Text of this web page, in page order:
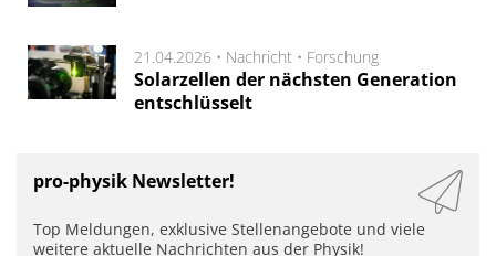
21.04.2026 • Nachricht • Forschung
Solarzellen der nächsten Generation
entschlüsselt
pro-physik Newsletter!
Top Meldungen, exklusive Stellenangebote und viele
weitere aktuelle Nachrichten aus der Physik!